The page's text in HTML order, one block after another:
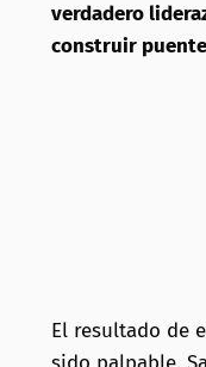
verdadero
construir
El resultado de